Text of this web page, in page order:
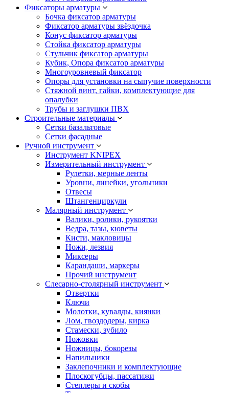
Фиксаторы арматуры
Бочка фиксатор арматуры
Фиксатор арматуры звёздочка
Конус фиксатор арматуры
Стойка фиксатор арматуры
Стульчик фиксатор арматуры
Кубик, Опора фиксатор арматуры
Многоуровневый фиксатор
Опоры для установки на сыпучие поверхности
Стяжной винт, гайки, комплектующие для
опалубки
Трубы и заглушки ПВХ
Строительные материалы
Сетки базальтовые
Сетки фасадные
Ручной инструмент
Инструмент KNIPEX
Измерительный инструмент
Рулетки, мерные ленты
Уровни, линейки, угольники
Отвесы
Штангенциркули
Малярный инструмент
Валики, ролики, рукоятки
Ведра, тазы, кюветы
Кисти, макловицы
Ножи, лезвия
Миксеры
Карандаши, маркеры
Прочий инструмент
Слесарно-столярный инструмент
Отвертки
Ключи
Молотки, кувалды, киянки
Лом, гвоздодеры, кирка
Стамески, зубило
Ножовки
Ножницы, бокорезы
Напильники
Заклепочники и комплектующие
Плоскогубцы, пассатижи
Степлеры и скобы